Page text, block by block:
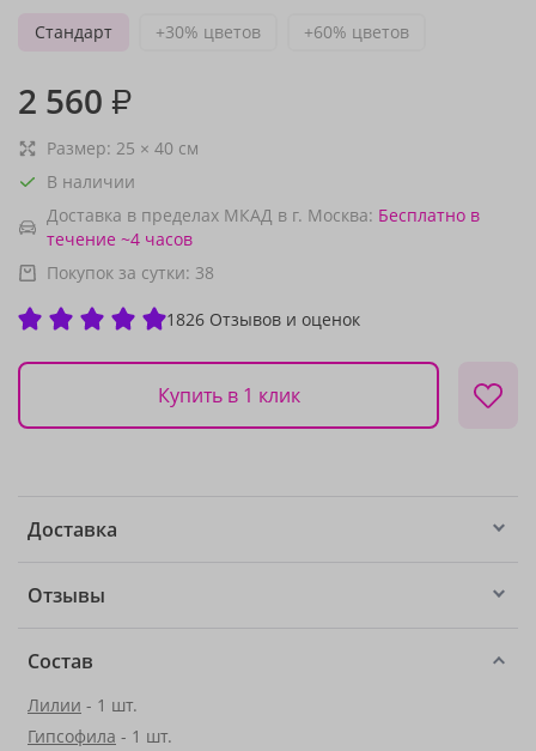
Стандарт
+30% цветов +60% цветов
2 560 ₽
Размер: 25 × 40 см
В наличии
Доставка в пределах МКАД в г. Москва: Бесплатно в
течение ~4 часов
Покупок за сутки: 38
1826 Отзывов и оценок
Купить в 1 клик
Доставка
Отзывы
Состав
Лилии - 1 шт.
Гипсофила - 1 шт.